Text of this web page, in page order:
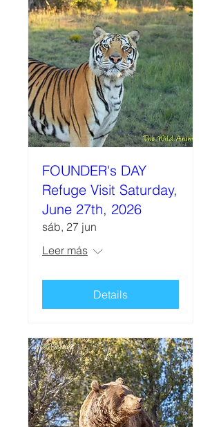
FOUNDER's DAY
Refuge Visit Saturday,
June 27th, 2026
sáb, 27 jun
Leer más
Details